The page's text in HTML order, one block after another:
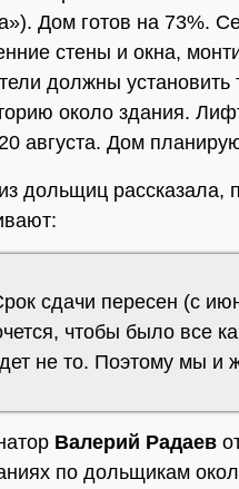
Дом готов на 73%.
стены и окна,
должны
около здания.
августа. Дом
дольщиц рассказала,
сдачи пересен (с
чтобы было все
не то. Поэтому мы и
Валерий Радаев
по дольщикам